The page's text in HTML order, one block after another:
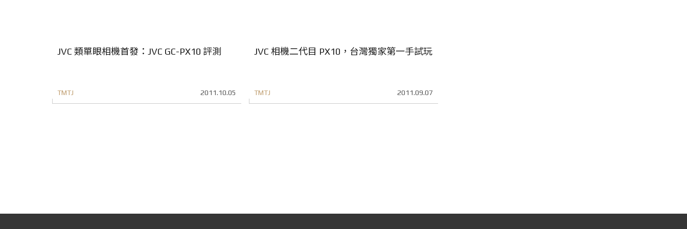
JVC 類單眼相機首發：JVC GC-PX10 評測
TMTJ 2011.10.05
JVC 相機二代目 PX10，台灣獨家第一手試玩
TMTJ 2011.09.07